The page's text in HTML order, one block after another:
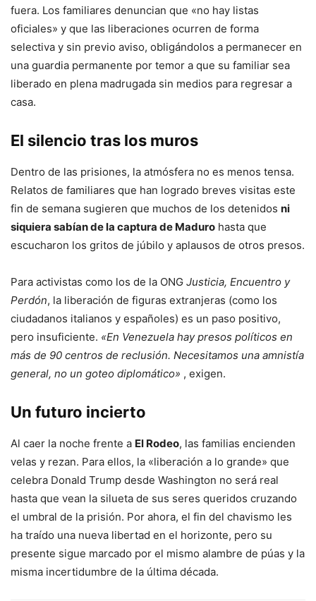
fuera. Los familiares denuncian que «no hay listas
oficiales» y que las liberaciones ocurren de forma
selectiva y sin previo aviso, obligándolos a permanecer en
una guardia permanente por temor a que su familiar sea
liberado en plena madrugada sin medios para regresar a
casa.
El silencio tras los muros
Dentro de las prisiones, la atmósfera no es menos tensa.
Relatos de familiares que han logrado breves visitas este
fin de semana sugieren que muchos de los detenidos ni
siquiera sabían de la captura de Maduro hasta que
escucharon los gritos de júbilo y aplausos de otros presos.
Para activistas como los de la ONG Justicia, Encuentro y
Perdón, la liberación de figuras extranjeras (como los
ciudadanos italianos y españoles) es un paso positivo,
pero insuficiente. «En Venezuela hay presos políticos en
más de 90 centros de reclusión. Necesitamos una amnistía
general, no un goteo diplomático» , exigen.
Un futuro incierto
Al caer la noche frente a El Rodeo, las familias encienden
velas y rezan. Para ellos, la «liberación a lo grande» que
celebra Donald Trump desde Washington no será real
hasta que vean la silueta de sus seres queridos cruzando
el umbral de la prisión. Por ahora, el fin del chavismo les
ha traído una nueva libertad en el horizonte, pero su
presente sigue marcado por el mismo alambre de púas y la
misma incertidumbre de la última década.